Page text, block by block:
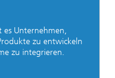
es Unternehmen,
zu entwickeln
zu integrieren.